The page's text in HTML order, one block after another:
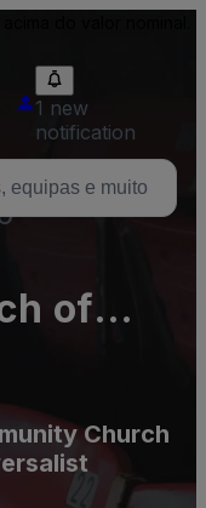
1 new
notification
of
Church